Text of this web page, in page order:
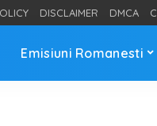
DISCLAIMER DMCA
Emisiuni Romanesti